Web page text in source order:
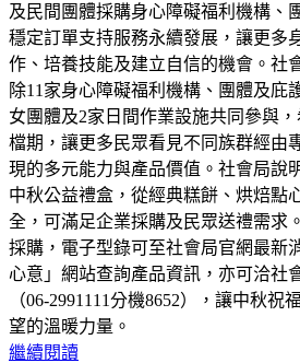
及民間團體採購身心障礙福利機構、
穩定訂單支持服務永續發展，讓更多
作、培養技能及建立自信的機會。社
除11家身心障礙福利機構、團體及庇
女團體及2家日間作業設施共同參與
檔期，讓更多民眾看見不同族群經由
現的多元能力與產品價值。社會局說
中秋公益禮盒，從經典糕餅、烘焙點
全，可滿足企業採購及民眾送禮需求
採購，電子型錄可至社會局官網最新
心意」網站查詢產品資訊，亦可洽社
（06-2991111分機8652），讓中秋
望的溫暖力量。
繼續閱讀